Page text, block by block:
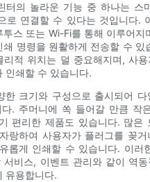
터의 놀라운 기능 중 하나는 스
로 연결할 수 있다는 것입니다.
투스 또는 Wi-Fi를 통해 이루어지
쇄 명령을 원활하게 전송할 수 있
리적 위치는 덜 중요해지며, 사
인쇄할 수 있습니다.
한 크기와 구성으로 출시되어 다
다. 주머니에 쏙 들어갈 만큼 작
편리한 제품도 있습니다. 많은
랑하여 사용자가 플러그를 꽂거
롭게 인쇄할 수 있습니다. 이러
비스, 이벤트 관리와 같이 역동
유용합니다.